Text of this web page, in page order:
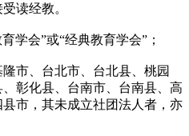
读经教。
学会”或“经典教育学会”；
市、台北市、台北县、桃园
彰化县、台南市、台南县、高
市，其未成立社团法人者，亦